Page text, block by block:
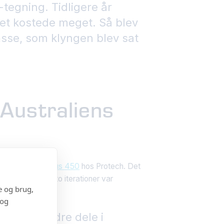
og brug,
Tidligere år
kostede meget. Så blev
som klyngen blev sat
i en Fortus 450 hos Protech. Det
Med kun to iterationer var
to mindre dele i